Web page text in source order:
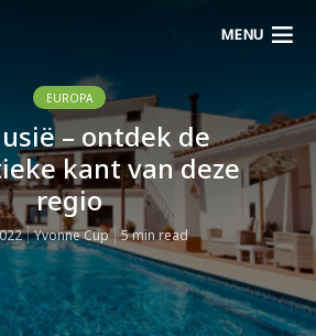
MENU
EUROPA
– ontdek de
kant van deze
regio
Yvonne Cup 5 min read